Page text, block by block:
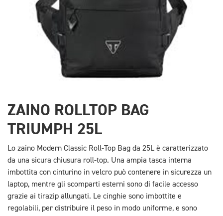
ZAINO ROLLTOP BAG
TRIUMPH 25L
Lo zaino Modern Classic Roll-Top Bag da 25L è caratterizzato
da una sicura chiusura roll-top. Una ampia tasca interna
imbottita con cinturino in velcro può contenere in sicurezza un
laptop, mentre gli scomparti esterni sono di facile accesso
grazie ai tirazip allungati. Le cinghie sono imbottite e
regolabili, per distribuire il peso in modo uniforme, e sono